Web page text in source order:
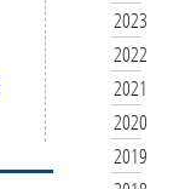
2023
2022
2021
2020
2019